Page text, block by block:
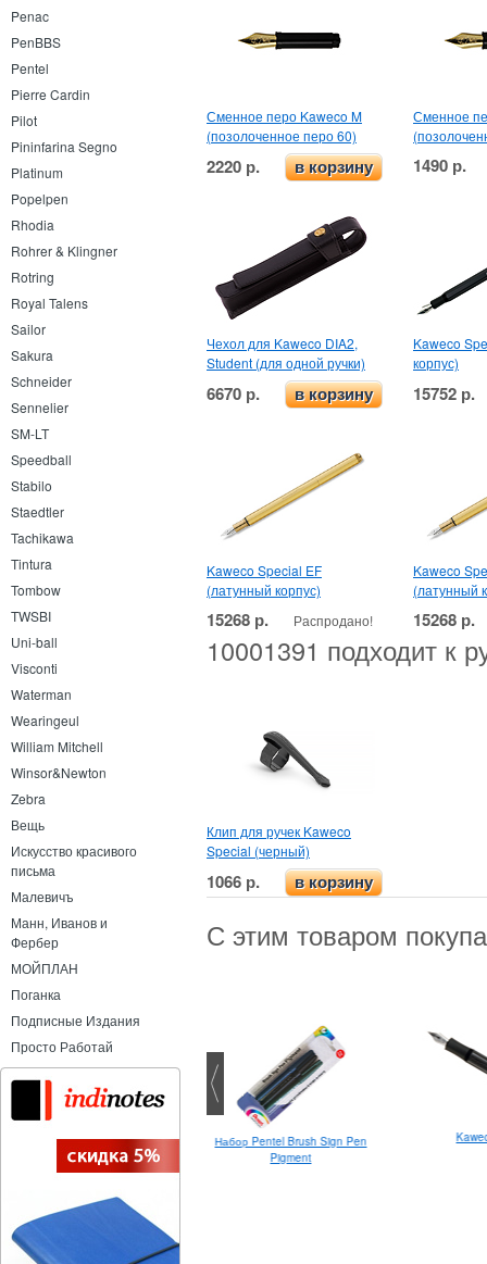
Penac
PenBBS
Pentel
Pierre Cardin
Pilot
Pininfarina Segno
Platinum
Popelpen
Rhodia
Rohrer & Klingner
Rotring
Royal Talens
Sailor
Sakura
Schneider
Sennelier
SM-LT
Speedball
Stabilo
Staedtler
Tachikawa
Tintura
Tombow
TWSBI
Uni-ball
Visconti
Waterman
Wearingeul
William Mitchell
Winsor&Newton
Zebra
Вещь
Искусство красивого
письма
Малевичъ
Манн, Иванов и
Фербер
МОЙПЛАН
Поганка
Подписные Издания
Просто Работай
Сменное перо Kaweco M
(позолоченное перо 60)
2220 р. в корзину
Сменное
1490 р.
Чехол для Kaweco DIA2,
Student (для одной ручки)
6670 р. в корзину
Kaweco
корпус)
15752 р.
Kaweco Special EF
(латунный корпус)
15268 р. Распродано!
Kaweco
(латунный
15268 р.
10001391 подходит к
Клип для ручек Kaweco
Special (черный)
1066 р. в корзину
С этим товаром
Moonman N6 Pink
Набор Pentel Brush Sign Pen
Pigment